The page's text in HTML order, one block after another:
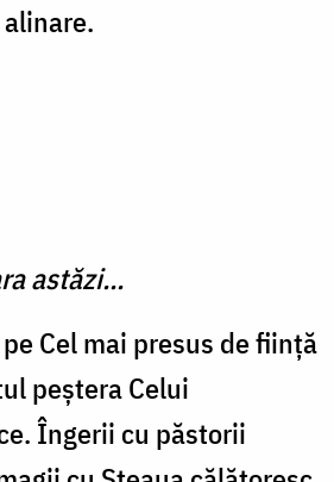
astăzi...
Cel mai presus de fiinţă
peştera Celui
Îngerii cu păstorii